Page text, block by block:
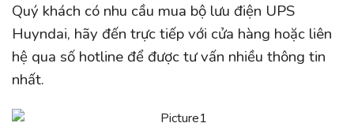
Quý khách có nhu cầu mua bộ lưu điện UPS
Huyndai, hãy đến trực tiếp với cửa hàng hoặc liên
hệ qua số hotline để được tư vấn nhiều thông tin
nhất.